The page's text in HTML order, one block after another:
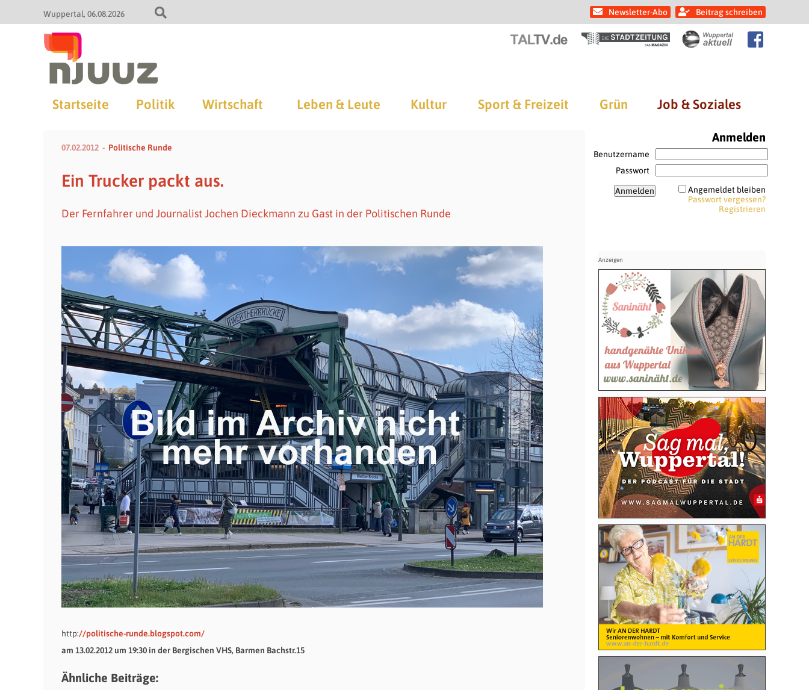
Wuppertal 06.08.2026 Newsletter-Abo Beitrag schreiben
Startseite Politik Wirtschaft Leben & Leute Kultur Sport & Freizeit Grün Job & Soziales
07.02.2012 Politische Runde
Ein Trucker packt aus.
Der Fernfahrer und Journalist Jochen Dieckmann zu Gast in der Politischen Runde
http://politische-runde.blogspot.com/
am 13.02.2012 um 19:30 in der Bergischen VHS, Barmen Bachstr.15
Ähnliche Beiträge:
Anmelden
Benutzername
Passwort
Angemeldet bleiben
Passwort vergessen?
Registrieren